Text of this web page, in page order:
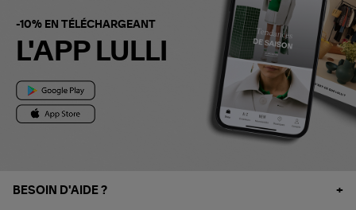
-10% EN TÉLÉCHARGEANT
L'APP LULLI
BESOIN D'AIDE ?